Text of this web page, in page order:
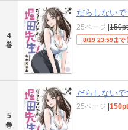
4
巻
だらしない
25ページ |150pt
8/19 23:59まで
5
巻
だらしない
25ページ |150pt